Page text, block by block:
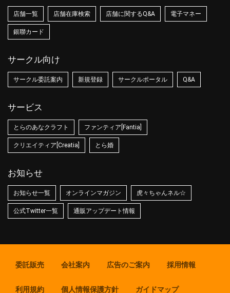
店舗一覧 店舗在庫検索 店舗に関するQ&A 電子マネー
銀聯カード
サークル向け
サークル委託案内 新規登録 サークルポータル Q&A
サービス
とらのあなクラフト ファンティア[Fantia]
クリエイティア[Creatia] とら婚
お知らせ
お知らせ一覧 オンラインマガジン 虎々ちゃんネル☆
公式Twitter一覧 通販アップデート情報
委託販売 会社案内 広告のご案内 採用情報
利用規約 個人情報保護方針 ガイドマップ